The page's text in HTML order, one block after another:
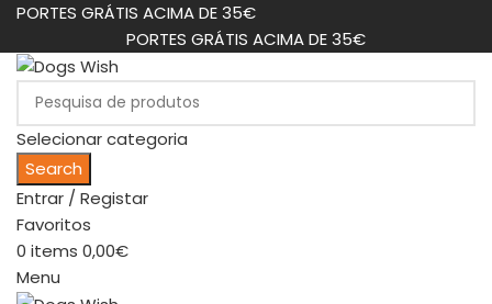
PORTES GRÁTIS ACIMA DE 35€
PORTES GRÁTIS ACIMA DE 35€
Selecionar categoria
Search
Entrar / Registar
Favoritos
0 items 0,00€
Menu